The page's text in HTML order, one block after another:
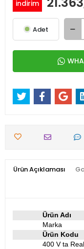
indirim
Adet
Ürün Açıklaması
Ürün Adı
Marka
Ürün Kodu
400 V ta